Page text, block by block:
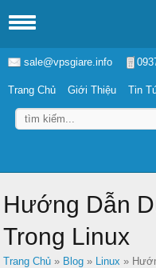
sale@vpsgiare.info
Trang Chủ Giới Thiệu Tin
Hướng Dẫn
Trong Linux
Trang Chủ » Blog » Linux »